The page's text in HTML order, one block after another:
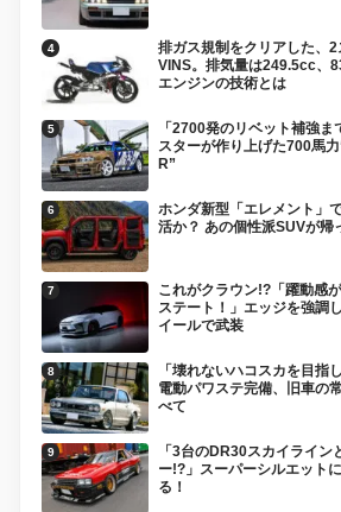
排ガス規制をクリアした、2
VINS。排気量は249.5cc、
エンジンの技術とは
「2700発のリベット補強
スターが作り上げた700馬
R”
ホンダ新型「エレメント」
活か？ あの個性派SUVが帰
これがクラウン!?「躍動感
ステート！」エッジを強調
イールで武装
「壊れないハコスカを目
電動パワステ完備、旧車の
べて
「3台のDR30スカイライ
ー!?」スーパーシルエット
る！